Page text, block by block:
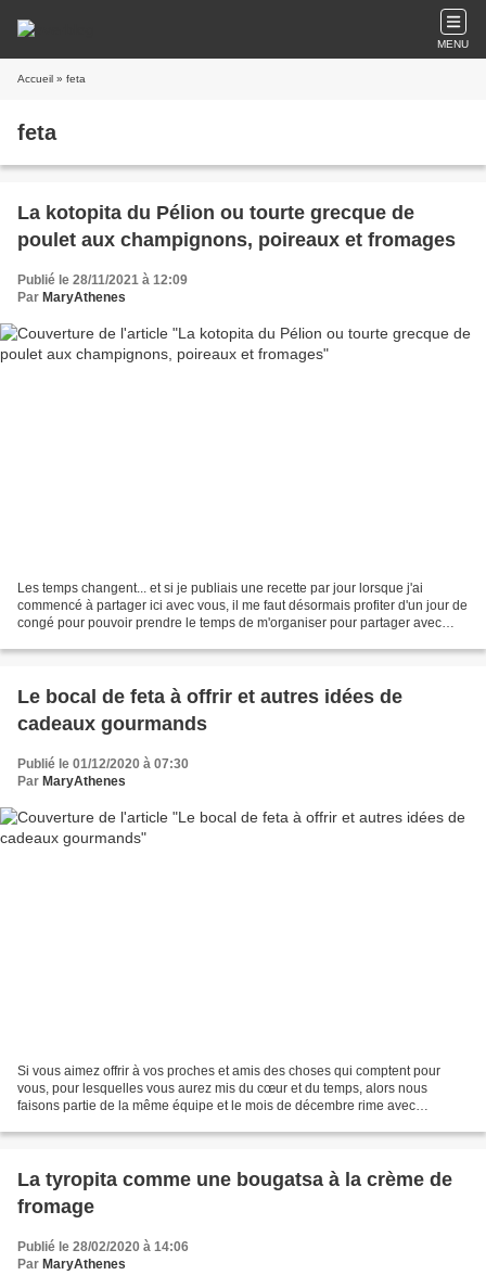
MENU
Accueil » feta
feta
La kotopita du Pélion ou tourte grecque de
poulet aux champignons, poireaux et fromages
Publié le 28/11/2021 à 12:09
Par MaryAthenes
Les temps changent... et si je publiais une recette par jour lorsque j'ai
commencé à partager ici avec vous, il me faut désormais profiter d'un jour de
congé pour pouvoir prendre le temps de m'organiser pour partager avec
Le bocal de feta à offrir et autres idées de
cadeaux gourmands
Publié le 01/12/2020 à 07:30
Par MaryAthenes
Si vous aimez offrir à vos proches et amis des choses qui comptent pour
vous, pour lesquelles vous aurez mis du cœur et du temps, alors nous
faisons partie de la même équipe et le mois de décembre rime avec
La tyropita comme une bougatsa à la crème de
fromage
Publié le 28/02/2020 à 14:06
Par MaryAthenes